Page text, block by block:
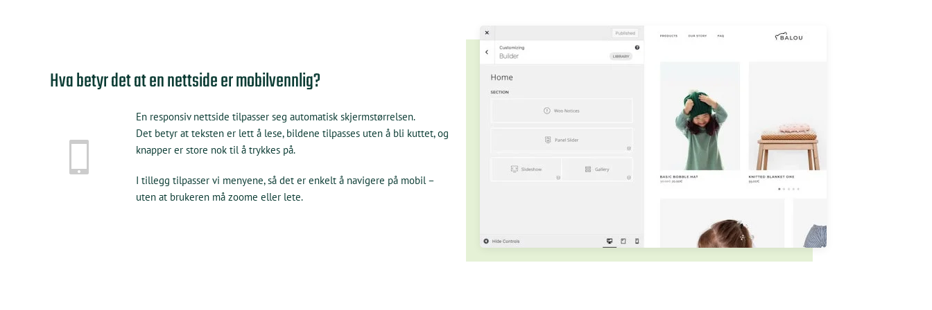
Hva betyr det at en nettside er mobilvennlig?
En responsiv nettside tilpasser seg automatisk skjermstørrelsen.
Det betyr at teksten er lett å lese, bildene tilpasses uten å bli kuttet, og
knapper er store nok til å trykkes på.
I tillegg tilpasser vi menyene, så det er enkelt å navigere på mobil –
uten at brukeren må zoome eller lete.